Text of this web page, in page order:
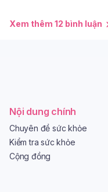
Xem thêm 12 bình luận
Nội dung chính
Chuyên đề sức khỏe
Kiểm tra sức khỏe
Cộng đồng